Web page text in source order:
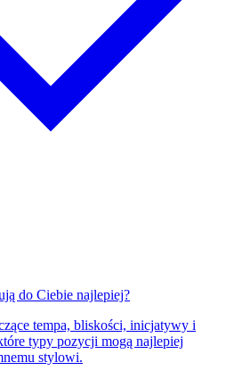
do Ciebie najlepiej?
tempa, bliskości, inicjatywy i
typy pozycji mogą najlepiej
stylowi.